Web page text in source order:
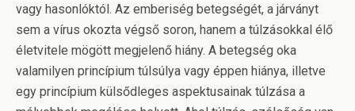
vagy hasonlóktól. Az emberiség betegségét, a járványt
sem a vírus okozta végső soron, hanem a túlzásokkal élő
életvitele mögött megjelenő hiány. A betegség oka
valamilyen princípium túlsúlya vagy éppen hiánya, illetve
egy princípium külsődleges aspektusainak túlzása a